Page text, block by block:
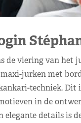
de viering van het
jurken met
techniek. Dit
in de
details is